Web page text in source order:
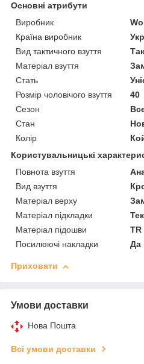
Основні атрибути
Виробник
Країна виробник
Вид тактичного взуття
Матеріал взуття
Стать
Розмір чоловічого взуття
40
Сезон
Стан
Колір
Користувальницькі
Повнота взуття
Вид взуття
Матеріал верху
Матеріал підкладки
Матеріал підошви
TR
Посилюючі накладки
Да
Приховати
Умови доставки
Нова Пошта
Всі умови доставки